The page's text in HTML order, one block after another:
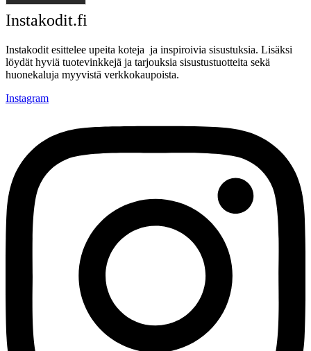
Instakodit.fi
Instakodit esittelee upeita koteja ja inspiroivia sisustuksia. Lisäksi
löydät hyviä tuotevinkkejä ja tarjouksia sisustustuotteita sekä
huonekaluja myyvistä verkkokaupoista.
Instagram